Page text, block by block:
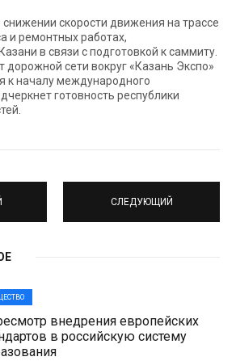
скорости движения на трассе
и ремонтных работах,
в связи с подготовкой к саммиту.
дорожной сети вокруг «Казань Экспо»
к началу международного
готовность республики
СЛЕДУЮЩИЙ
внедрения европейских
в российскую систему